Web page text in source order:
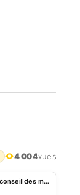
4 004vues
Bénin : les grandes décisions du conseil des ministres du 13 mai 2026